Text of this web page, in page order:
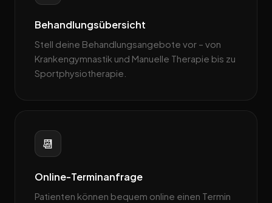
Behandlungsübersicht
Stell deine Behandlungsangebote vor – von
Krankengymnastik und Manuelle Therapie bis zu
Sportphysiotherapie.
📆
Online-Terminanfrage
Patienten können bequem online einen Termin